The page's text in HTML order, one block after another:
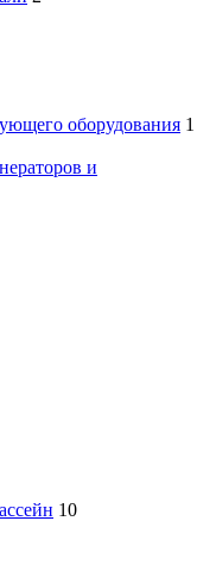
оборудования 1
и
10